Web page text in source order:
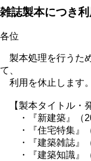
雑誌製本につき
各位
製本処理を行うた
て、
利用を休止します。
【製本タイトル・
・『新建築』（
・『住宅特集』（
・『建築雑誌』（
・『建築知識』（